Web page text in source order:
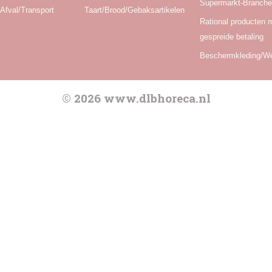
Transport Taart/Brood/Gebaksartikelen
Supermarkt-
Rational producten
gespreide betaling
Beschermkleding/
© 2026 www.dlbhoreca.nl